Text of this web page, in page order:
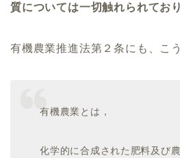
質については一切触れられてお
有機農業推進法第２条にも、こ
有機農業とは，
化学的に合成された肥料及び